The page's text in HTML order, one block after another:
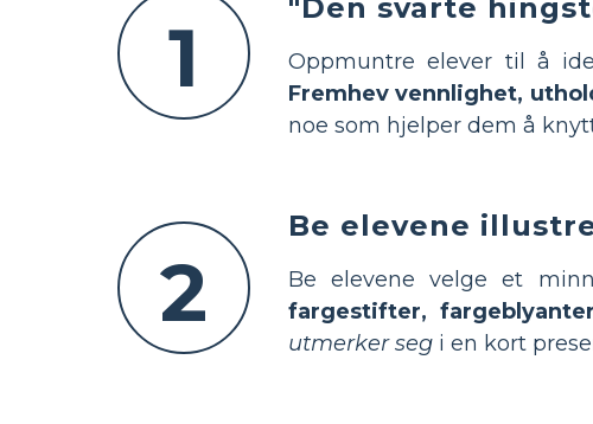
1
"Den svarte
Oppmuntre elever til å
Fremhev vennlighet,
noe som hjelper dem å
2
Be elevene
Be elevene velge et
fargestifter,
utmerker seg i en kort